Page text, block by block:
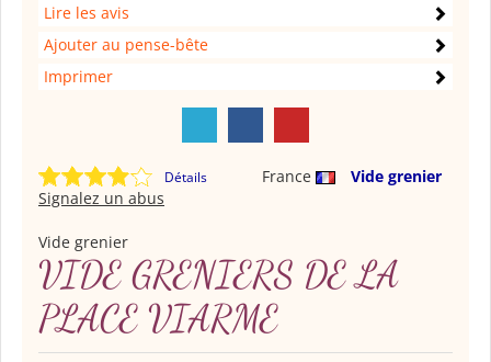
Lire les avis
Ajouter au pense-bête
Imprimer
Détails France
Vide grenier
Signalez un abus
Vide grenier
VIDE GRENIERS DE LA
PLACE VIARME